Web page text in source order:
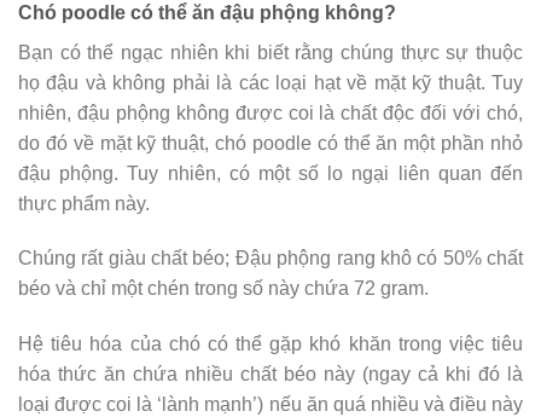
Chó poodle có thể ăn đậu phộng không?
Bạn có thể ngạc nhiên khi biết rằng chúng thực sự thuộc
họ đậu và không phải là các loại hạt về mặt kỹ thuật. Tuy
nhiên, đậu phộng không được coi là chất độc đối với chó,
do đó về mặt kỹ thuật, chó poodle có thể ăn một phần nhỏ
đậu phộng. Tuy nhiên, có một số lo ngại liên quan đến
thực phẩm này.
Chúng rất giàu chất béo; Đậu phộng rang khô có 50% chất
béo và chỉ một chén trong số này chứa 72 gram.
Hệ tiêu hóa của chó có thể gặp khó khăn trong việc tiêu
hóa thức ăn chứa nhiều chất béo này (ngay cả khi đó là
loại được coi là ‘lành mạnh’) nếu ăn quá nhiều và điều này